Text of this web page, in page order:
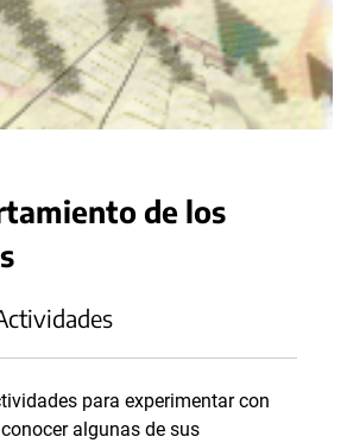
de los
para experimentar con
algunas de sus